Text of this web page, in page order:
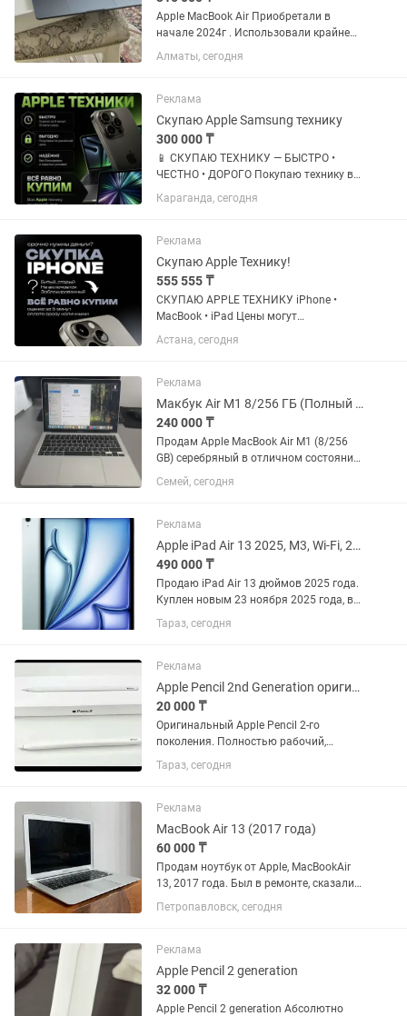
Apple MacBook Air Приобретали в
начале 2024г . Использовали крайне
редко , очень бережно и аккуратно.
Состояние Нового . Аккумулятор 100% ,
оригинальная...
Алматы, сегодня
Реклама
Скупаю Apple Samsung технику
300 000 ₸
📱 СКУПАЮ ТЕХНИКУ — БЫСТРО •
ЧЕСТНО • ДОРОГО Покупаю технику в
любом состоянии. Быстрая оценка за 5
минут ✅ Скупаю: • iPhone • Samsung •
iPhone Все модели от...
Караганда, сегодня
Реклама
Скупаю Apple Технику!
555 555 ₸
СКУПАЮ APPLE ТЕХНИКУ iPhone •
MacBook • iPad Цены могут
варьироваться в зависимости от
объёма памяти, состояния устройства
до 40 000 тг iPhone XR — до 40 000...
Астана, сегодня
Реклама
Макбук Air M1 8/256 ГБ (Полный комплект)
240 000 ₸
Продам Apple MacBook Air M1 (8/256
GB) серебряный в отличном состоянии
за 240 000 тенге. Характеристики
видны на фото: чип Apple M1, 8 ГБ
Retina. Ноутбук работает...
Семей, сегодня
Реклама
Apple iPad Air 13 2025, M3, Wi-Fi, 256 ГБ, голубой
490 000 ₸
Продаю iPad Air 13 дюймов 2025 года.
Куплен новым 23 ноября 2025 года, в
использовании меньше года.
Состояние идеальное: без царапин,
Работает отлично, не падал, не...
Тараз, сегодня
Реклама
Apple Pencil 2nd Generation оригинал, магнитная зарядка
20 000 ₸
Оригинальный Apple Pencil 2-го
поколения. Полностью рабочий,
заряжается магнитно от iPad.
Отличное состояние, без трещин и
Тараз, сегодня
Реклама
MacBook Air 13 (2017 года)
60 000 ₸
Продам ноутбук от Apple, MacBookAir
13, 2017 года. Был в ремонте, сказали
шлейф чинить надо, починили и не
помогло. В итоге, проблемы с памятью
Пару коцок на...
Петропавловск, сегодня
Реклама
Apple Pencil 2 generation
32 000 ₸
Apple Pencil 2 generation Абсолютно